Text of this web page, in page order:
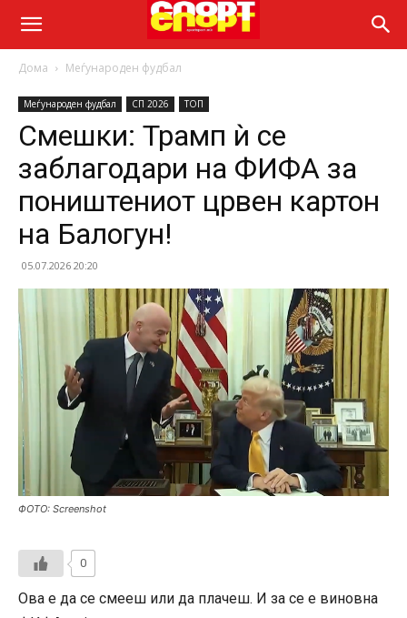
Дома Меѓународен фудбал
Меѓународен фудбал СП 2026 ТОП
Смешки: Трамп ѝ се
заблагодари на ФИФА за
поништениот црвен картон
на Балогун!
05.07.2026 20:20
ФОТО: Screenshot
0
Ова е да се смееш или да плачеш. И за се е виновна